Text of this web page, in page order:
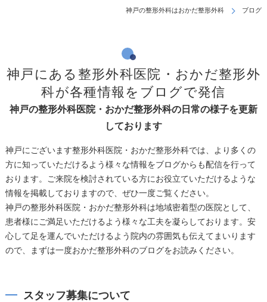
神戸の整形外科はおかだ整形外科 ブログ
神戸にある整形外科医院・おかだ整形外
科が各種情報をブログで発信
神戸の整形外科医院・おかだ整形外科の日常の様子を更新
しております
神戸にございます整形外科医院・おかだ整形外科では、より多くの
方に知っていただけるよう様々な情報をブログからも配信を行って
おります。ご来院を検討されている方にお役立ていただけるような
情報を掲載しておりますので、ぜひ一度ご覧ください。
神戸の整形外科医院・おかだ整形外科は地域密着型の医院として、
患者様にご満足いただけるよう様々な工夫を凝らしております。安
心して足を運んでいただけるよう院内の雰囲気も伝えてまいります
ので、まずは一度おかだ整形外科のブログをお読みください。
スタッフ募集について